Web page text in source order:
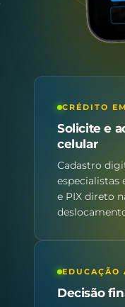
CRÉDITO
Solicite e
celular
Cadastro
especialistas
e PIX direto
EDUCAÇÃO
Decisão